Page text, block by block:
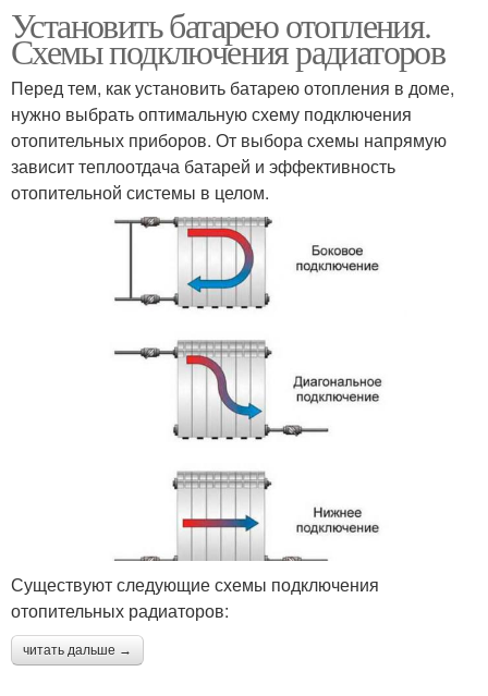
Установить батарею отопления.
Схемы подключения радиаторов
Перед тем, как установить батарею отопления в доме,
нужно выбрать оптимальную схему подключения
отопительных приборов. От выбора схемы напрямую
зависит теплоотдача батарей и эффективность
отопительной системы в целом.
Существуют следующие схемы подключения
отопительных радиаторов:
читать дальше →